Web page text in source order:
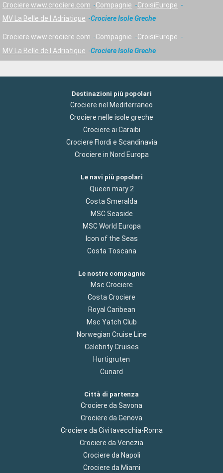
Crociere www.crociere.com Compagnie
CroisiEurope
MV La Belle de l Adriatique
Crociere Isole Greche
Crociere www.crociere.com Compagnie
CroisiEurope
MV La Belle de l Adriatique
Crociere Isole Greche
Destinazioni più popolari
Crociere nel Mediterraneo
Crociere nelle isole greche
Crociere ai Caraibi
Crociere Flordi e Scandinavia
Crociere in Nord Europa
Le navi più popolari
Queen mary 2
Costa Smeralda
MSC Seaside
MSC World Europa
Icon of the Seas
Costa Toscana
Le nostre compagnie
Msc Crociere
Costa Crociere
Royal Caribean
Msc Yatch Club
Norwegian Cruise Line
Celebrity Cruises
Hurtigruten
Cunard
Città di partenza
Crociere da Savona
Crociere da Genova
Crociere da Civitavecchia-Roma
Crociere da Venezia
Crociere da Napoli
Crociere da Miami